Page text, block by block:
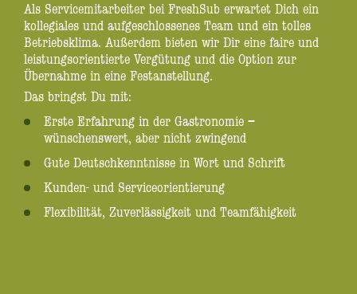
Als Servicemitarbeiter bei FreshSub erwartet Dich ein
kollegiales und aufgeschlossenes Team und ein tolles
Betriebsklima. Außerdem bieten wir Dir eine faire und
leistungsorientierte Vergütung und die Option zur
Übernahme in eine Festanstellung.
Das bringst Du mit:
Erste Erfahrung in der Gastronomie –
wünschenswert, aber nicht zwingend
Gute Deutschkenntnisse in Wort und Schrift
Kunden- und Serviceorientierung
Flexibilität, Zuverlässigkeit und Teamfähigkeit